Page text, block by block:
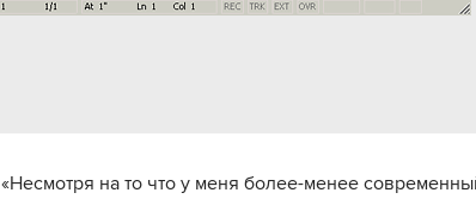
«Несмотря на то что у меня более-менее